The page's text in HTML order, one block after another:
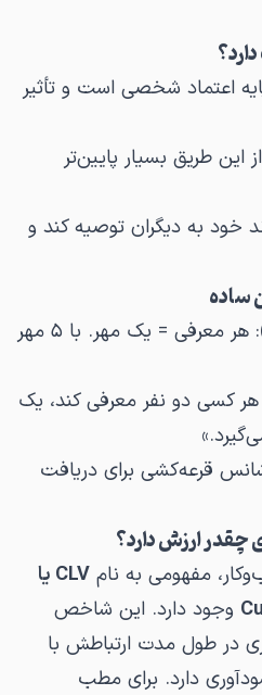
اعتماد شخصی است و تأثیر
طریق بسیار پایین‌تر
خود به دیگران توصیه کند و
ساده
: هر معرفی = یک مهر. با ۵ مهر
هر کسی دو نفر معرفی کند، یک
قرعه‌کشی برای دریافت
ارزش دارد؟
مفهومی به نام
CLV یا
وجود دارد. این شاخص
در طول مدت ارتباطش با
دارد. برای مطب